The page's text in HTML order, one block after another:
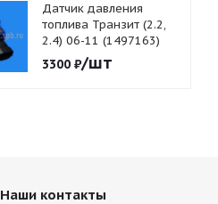
Датчик давления
топлива Транзит (2.2,
2.4) 06-11 (1497163)
3300₽/шт
Наши контакты